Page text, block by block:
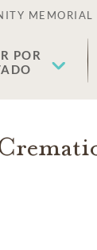
MEMORIAL
POR